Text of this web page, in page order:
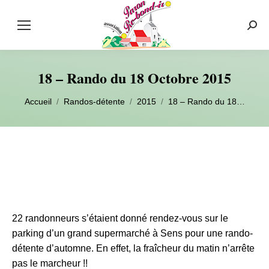
18 – Rando du 18 Octobre 2015
Accueil Randos-détente 2015 18 – Rando du 18…
22 randonneurs s’étaient donné rendez-vous sur le
parking d’un grand supermarché à Sens pour une rando-
détente d’automne. En effet, la fraîcheur du matin n’arrête
pas le marcheur !!